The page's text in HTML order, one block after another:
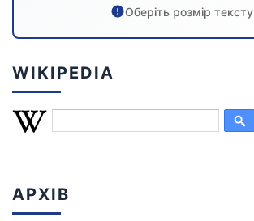
Оберіть розмір тексту
WIKIPEDIA
АРХІВ